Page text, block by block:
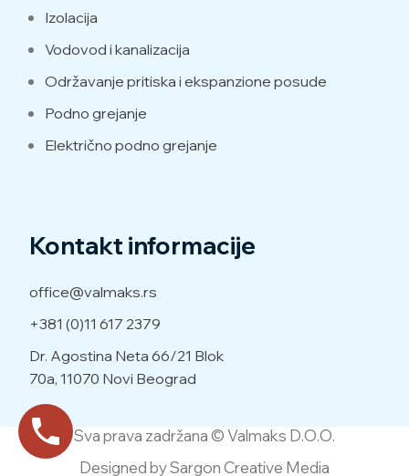
Izolacija
Vodovod i kanalizacija
Održavanje pritiska i ekspanzione posude
Podno grejanje
Električno podno grejanje
Kontakt informacije
office@valmaks.rs
+381 (0)11 617 2379
Dr. Agostina Neta 66/21 Blok
70a, 11070 Novi Beograd
Sva prava zadržana © Valmaks D.O.O.
Designed by Sargon Creative Media